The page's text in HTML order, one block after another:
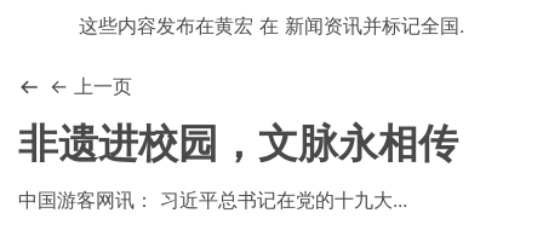
这些内容发布在黄宏 在 新闻资讯并标记全国.
← 上一页
非遗进校园，文脉永相传
中国游客网讯： 习近平总书记在党的十九大...